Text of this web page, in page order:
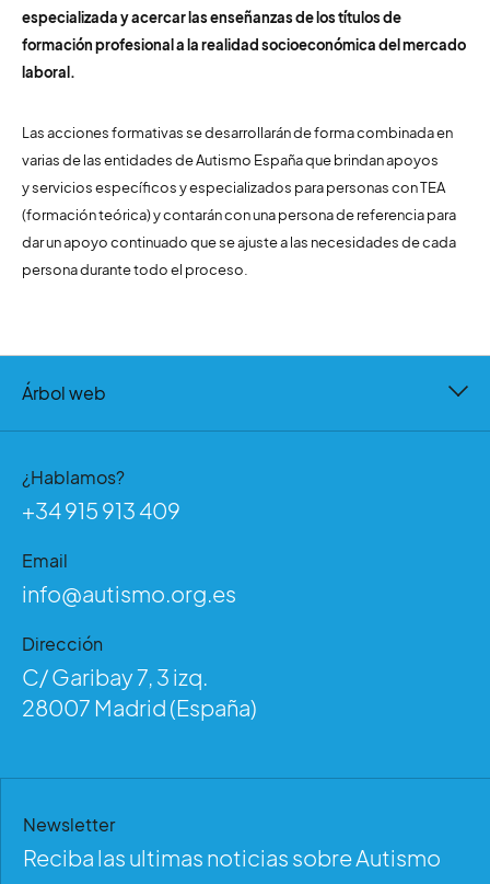
especializada y acercar las enseñanzas de lostítulos de
formación profesional a la realidad socioeconómica del mercado
laboral.
Las acciones formativas se desarrollarán de forma combinada en
varias de las entidades de Autismo España que brindan apoyos
yservicios específicos y especializados para personas con TEA
(formación teórica) y contarán con una persona de referencia para
dar unapoyo continuado que se ajuste a las necesidades de cada
persona durante todo el proceso.
Árbol web
¿Hablamos?
+34 915 913 409
Email
info@autismo.org.es
Dirección
C/ Garibay 7, 3 izq.
28007 Madrid (España)
Newsletter
Reciba las ultimas noticias sobre Autismo